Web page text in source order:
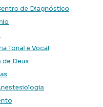
de Diagnóstico
Tonal e Vocal
de Deus